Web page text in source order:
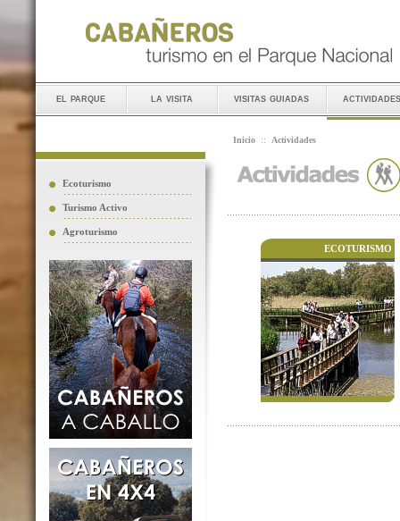
el parque la visita visitas guiadas actividades
Ecoturismo
Turismo Activo
Agroturismo
Inicio :: Actividades
ECOTURISMO